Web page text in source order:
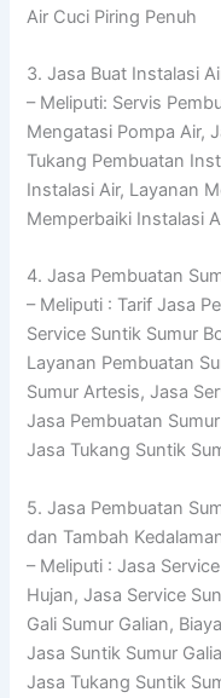
Air Cuci Piring Penuh
3. Jasa Buat Instalasi
– Meliputi: Servis
Mengatasi Pompa Air,
Tukang Pembuatan
Instalasi Air, Layanan
Memperbaiki Instalasi
4. Jasa Pembuatan
– Meliputi : Tarif Jasa
Service Suntik Sumur
Layanan Pembuatan
Sumur Artesis, Jasa
Jasa Pembuatan
Jasa Tukang Suntik
5. Jasa Pembuatan
dan Tambah
– Meliputi : Jasa
Hujan, Jasa Service
Gali Sumur Galian,
Jasa Suntik Sumur
Jasa Tukang Suntik